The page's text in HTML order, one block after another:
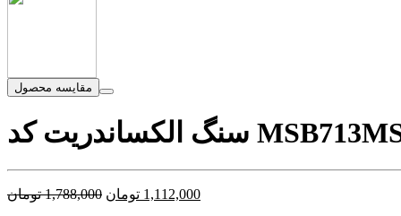
مقایسه محصول
سنگ الکساندریت کد MSB713
1,788,000 تومان 1,112,000 تومان